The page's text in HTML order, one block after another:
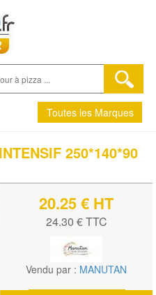
Toutes les Marques
250*140*90
20.25 € HT
24.30 € TTC
Vendu par : MANUTAN